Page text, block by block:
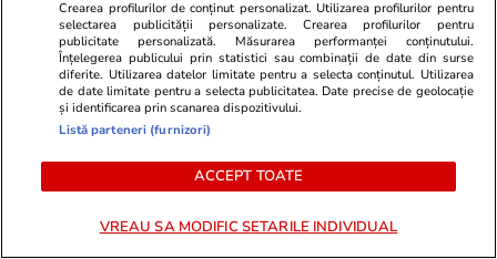
TENT care deservesc comunități cu venituri
mici(o mare parte a zonei nemetropolitane din
România, adică) și aaccesibilității pentru
persoanele cu dizabilitățipe calea Mecanismul
de Tranziție Justă. Finanțarea feroviarului prin
Mecanismul de Tranziție Justă a fost până acum
total omisă de autoritățile române, în ciuda
stipulării acestuia în strategia sus-menționată a
Comisiei.
Crearea profilurilor de conținut personalizat. Utilizarea profilurilor pentru
selectarea publicității personalizate. Crearea profilurilor pentru
publicitate personalizată. Măsurarea performanței conținutului.
Înțelegerea publicului prin statistici sau combinații de date din surse
diferite. Utilizarea datelor limitate pentru a selecta conținutul. Utilizarea
de date limitate pentru a selecta publicitatea. Date precise de geolocație
și identificarea prin scanarea dispozitivului.
Listă parteneri (furnizori)
ACCEPT TOATE
VREAU SA MODIFIC SETARILE INDIVIDUAL